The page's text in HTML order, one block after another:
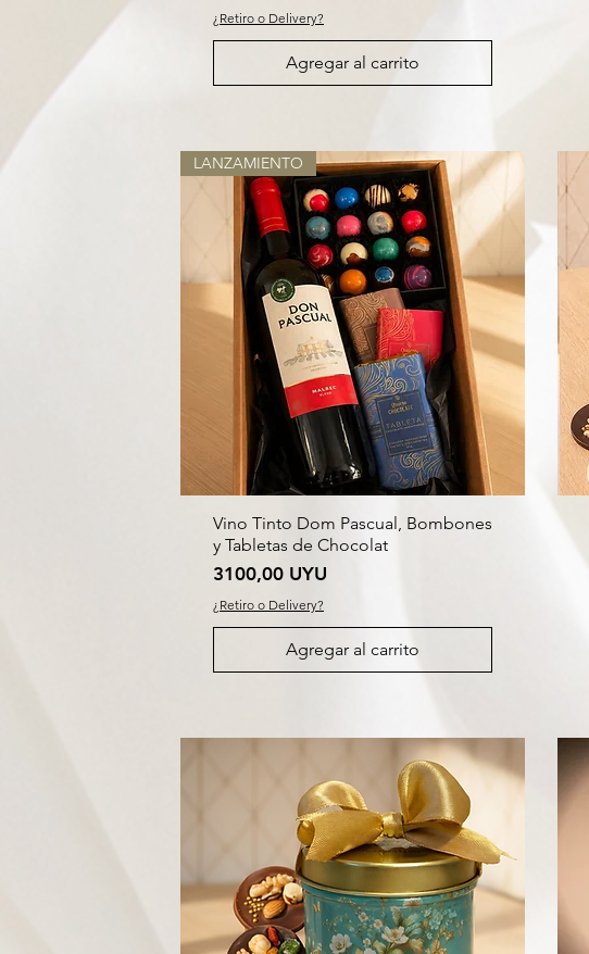
¿Retiro o Delivery?
Agregar al carrito
LANZAMIENTO
Vino Tinto Dom Pascual, Bombones
y Tabletas de Chocolat
Precio
3100,00 UYU
¿Retiro o Delivery?
Agregar al carrito